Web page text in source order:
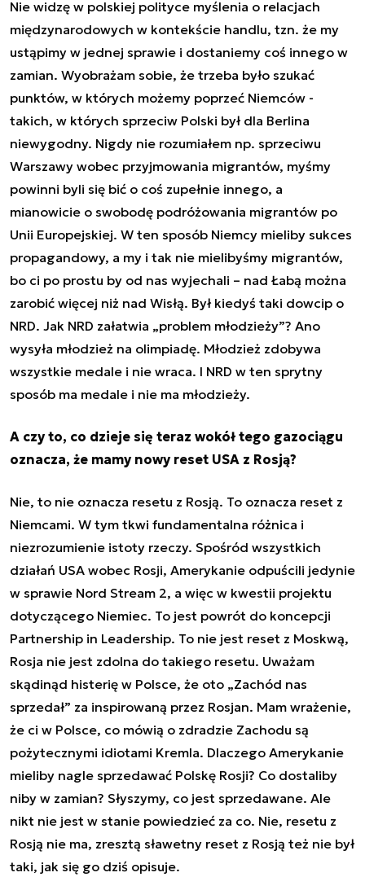
Nie widzę w polskiej polityce myślenia o relacjach
międzynarodowych w kontekście handlu, tzn. że my
ustąpimy w jednej sprawie i dostaniemy coś innego w
zamian. Wyobrażam sobie, że trzeba było szukać
punktów, w których możemy poprzeć Niemców -
takich, w których sprzeciw Polski był dla Berlina
niewygodny. Nigdy nie rozumiałem np. sprzeciwu
Warszawy wobec przyjmowania migrantów, myśmy
powinni byli się bić o coś zupełnie innego, a
mianowicie o swobodę podróżowania migrantów po
Unii Europejskiej. W ten sposób Niemcy mieliby sukces
propagandowy, a my i tak nie mielibyśmy migrantów,
bo ci po prostu by od nas wyjechali – nad Łabą można
zarobić więcej niż nad Wisłą. Był kiedyś taki dowcip o
NRD. Jak NRD załatwia „problem młodzieży”? Ano
wysyła młodzież na olimpiadę. Młodzież zdobywa
wszystkie medale i nie wraca. I NRD w ten sprytny
sposób ma medale i nie ma młodzieży.
A czy to, co dzieje się teraz wokół tego gazociągu
oznacza, że mamy nowy reset USA z Rosją?
Nie, to nie oznacza resetu z Rosją. To oznacza reset z
Niemcami. W tym tkwi fundamentalna różnica i
niezrozumienie istoty rzeczy. Spośród wszystkich
działań USA wobec Rosji, Amerykanie odpuścili jedynie
w sprawie Nord Stream 2, a więc w kwestii projektu
dotyczącego Niemiec. To jest powrót do koncepcji
Partnership in Leadership. To nie jest reset z Moskwą,
Rosja nie jest zdolna do takiego resetu. Uważam
skądinąd histerię w Polsce, że oto „Zachód nas
sprzedał” za inspirowaną przez Rosjan. Mam wrażenie,
że ci w Polsce, co mówią o zdradzie Zachodu są
pożytecznymi idiotami Kremla. Dlaczego Amerykanie
mieliby nagle sprzedawać Polskę Rosji? Co dostaliby
niby w zamian? Słyszymy, co jest sprzedawane. Ale
nikt nie jest w stanie powiedzieć za co. Nie, resetu z
Rosją nie ma, zresztą sławetny reset z Rosją też nie był
taki, jak się go dziś opisuje.